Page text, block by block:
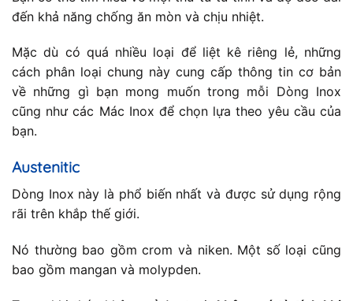
đến khả năng chống ăn mòn và chịu nhiệt.
Mặc dù có quá nhiều loại để liệt kê riêng lẻ, những
cách phân loại chung này cung cấp thông tin cơ bản
về những gì bạn mong muốn trong mỗi Dòng Inox
cũng như các Mác Inox để chọn lựa theo yêu cầu của
bạn.
Austenitic
Dòng Inox này là phổ biến nhất và được sử dụng rộng
rãi trên khắp thế giới.
Nó thường bao gồm crom và niken. Một số loại cũng
bao gồm mangan và molypden.